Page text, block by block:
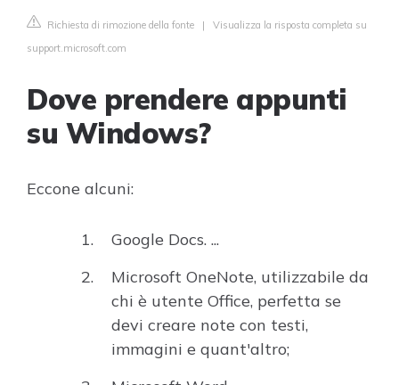
Richiesta di rimozione della fonte | Visualizza la risposta completa su
support.microsoft.com
Dove prendere appunti
su Windows?
Eccone alcuni:
Google Docs. ...
Microsoft OneNote, utilizzabile da
chi è utente Office, perfetta se
devi creare note con testi,
immagini e quant'altro;